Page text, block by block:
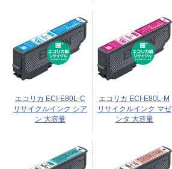
エコリカ ECI-E80L-C
リサイクルインク シア
ン 大容量
エコリカ ECI-E80L-M
リサイクルインク マゼ
ンタ 大容量